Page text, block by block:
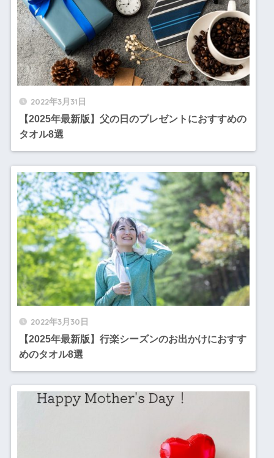
2022年3月31日
【2025年最新版】父の日のプレゼントにおすすめの
タオル8選
2022年3月30日
【2025年最新版】行楽シーズンのお出かけにおすす
めのタオル8選